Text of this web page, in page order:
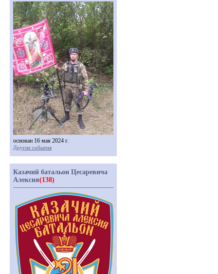
основан 16 мая 2024 г.
Другие события
Казачий батальон Цесаревича
Алексия(138)